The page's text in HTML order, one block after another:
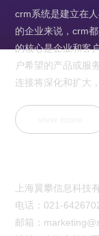
crm系统是建立在
的企业来说，crm
的核心是企业和客
户希望的产品或服
连接将深化和扩大
上海翼攀信息科技
电话：021-
邮箱：